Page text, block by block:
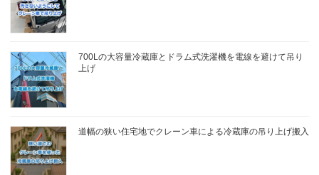
700Lの大容量冷蔵庫とドラム式洗濯機を電線を避けて吊り
上げ
道幅の狭い住宅地でクレーン車による冷蔵庫の吊り上げ搬入